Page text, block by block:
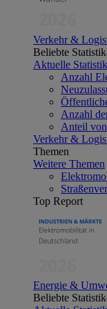
Verkehr &
Beliebte
Aktuelle
Anzahl
Anzahl
Anteil
Verkehr &
Themen
Weitere Themen
Top Report
Energie &
Beliebte